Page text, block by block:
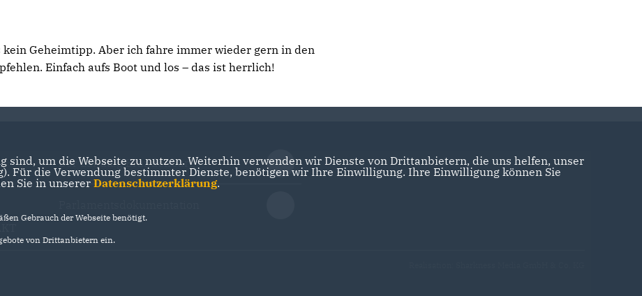
Geheimtipp. Aber ich fahre immer wieder gern in den
Einfach aufs Boot und los – das ist herrlich!
Der Landtag Brandenburg
sind, um die Webseite zu nutzen. Weiterhin verwenden wir Dienste von Drittanbietern, die uns helfen, unser
Für die Verwendung bestimmter Dienste, benötigen wir Ihre Einwilligung. Ihre Einwilligung können Sie
Sie in unserer Datenschutzerklärung.
Gebrauch der Webseite benötigt.
von Drittanbietern ein.